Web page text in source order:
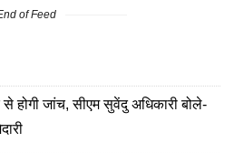
of Feed
होगी जांच, सीएम सुवेंदु अधिकारी बोले-